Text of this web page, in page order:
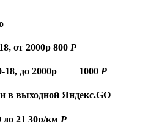
от 2000р 800 Р
18, до 2000р 1000 Р
в выходной Яндекс.GO
21 30р/км Р